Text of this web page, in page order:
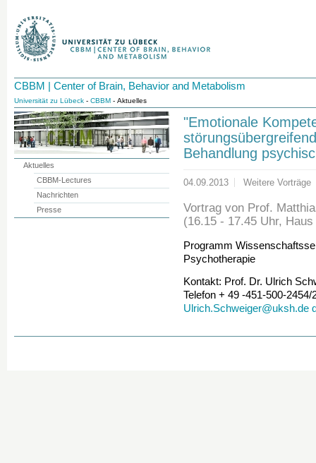
CBBM | Center of Brain, Behavior and Metabolism
Universität zu Lübeck - CBBM - Aktuelles
"Emotionale
Behandlung
04.09.2013 Weitere Vorträge
Vortrag von Prof.
(16.15 - 17.45 Uhr,
Programm
Psychotherapie
Kontakt: Prof. Dr. Ulrich
Telefon + 49 -451-500-
Ulrich.Schweiger@uksh.de
Aktuelles
CBBM-Lectures
Nachrichten
Presse